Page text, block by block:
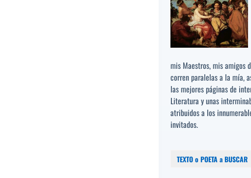
mis Maestros, mis amigos
corren paralelas a la mía,
las mejores páginas de
Literatura y unas
atribuidos a los
invitados.